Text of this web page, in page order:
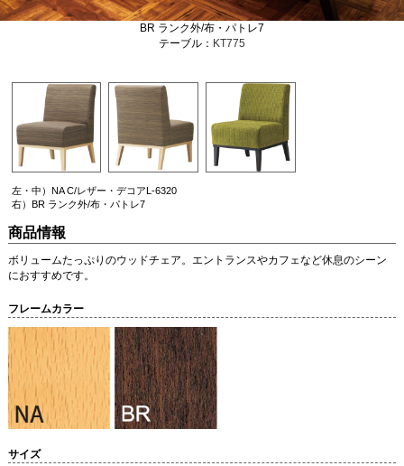
BR ランク外/布・パトレ7
テーブル： KT775
左・中）NA C/レザー・デコアL-6320
右）BR ランク外/布・パトレ7
商品情報
ボリュームたっぷりのウッドチェア。エントランスやカフェなど休息のシーン
におすすめです。
フレームカラー
サイズ